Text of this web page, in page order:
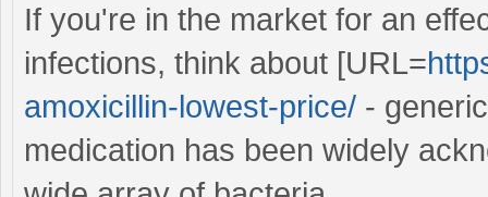
If you're in the market for an
infections, think about [URL=
amoxicillin-lowest-price/ -
medication has been widely